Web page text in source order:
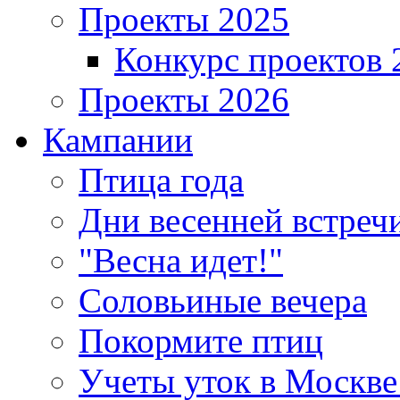
Проекты 2025
Конкурс проектов
Проекты 2026
Кампании
Птица года
Дни весенней
"Весна идет!"
Соловьиные вечера
Покормите птиц
Учеты уток в